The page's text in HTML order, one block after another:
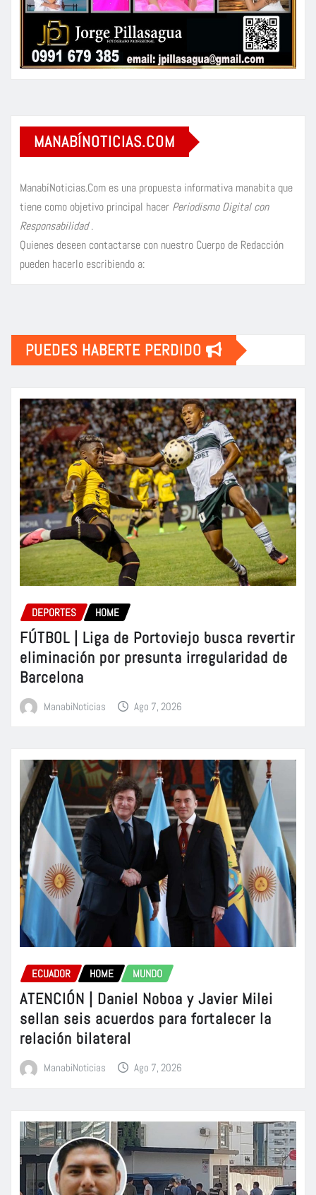
MANABÍNOTICIAS.COM
ManabíNoticias.Com es una propuesta informativa manabita que
tiene como objetivo principal hacer Periodismo Digital con
Responsabilidad.
Quienes deseen contactarse con nuestro Cuerpo de Redacción
pueden hacerlo escribiendo a:
PUEDES HABERTE PERDIDO
DEPORTES HOME
FÚTBOL | Liga de Portoviejo busca revertir
eliminación por presunta irregularidad de
Barcelona
ManabiNoticias Ago 7, 2026
ECUADOR HOME MUNDO
ATENCIÓN | Daniel Noboa y Javier Milei
sellan seis acuerdos para fortalecer la
relación bilateral
ManabiNoticias Ago 7, 2026